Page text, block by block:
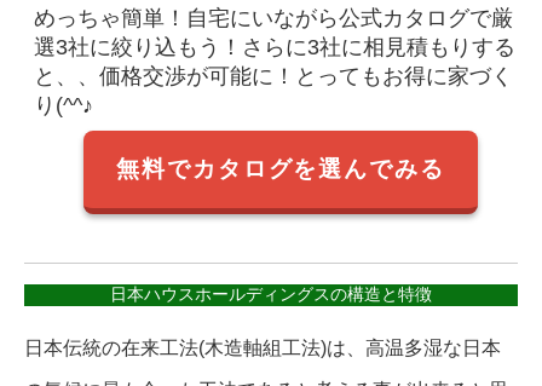
めっちゃ簡単！自宅にいながら公式カタログで厳
選3社に絞り込もう！さらに3社に相見積もりする
と、、価格交渉が可能に！とってもお得に家づく
り(^^♪
無料でカタログを選んでみる
日本ハウスホールディングスの構造と特徴
日本伝統の在来工法(木造軸組工法)は、高温多湿な日本